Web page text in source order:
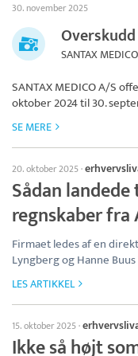
30. november 2025
SANTAX
SANTAX MEDICO A/S
oktober 2024 til 30.
SE MERE
20. oktober 2025·
Sådan
regnskaber fra
Firmaet ledes af en
Lyngberg og Hanne
LES ARTIKKEL
15. oktober 2025·
Ikke så højt